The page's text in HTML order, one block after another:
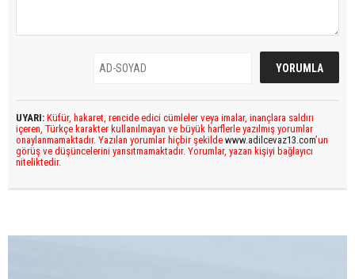
UYARI: Küfür, hakaret, rencide edici cümleler veya imalar, inançlara saldırı
içeren, Türkçe karakter kullanılmayan ve büyük harflerle yazılmış yorumlar
onaylanmamaktadır. Yazılan yorumlar hiçbir şekilde www.adilcevaz13.com’un
görüş ve düşüncelerini yansıtmamaktadır. Yorumlar, yazan kişiyi bağlayıcı
niteliktedir.